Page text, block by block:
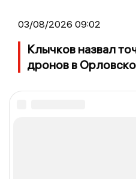
03/08/2026 09:02
Клычков назвал
дронов в